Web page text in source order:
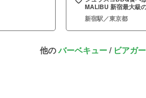
MALIBU 新宿最大級
新宿駅／東京都
他のバーベキュー/ ビアガ